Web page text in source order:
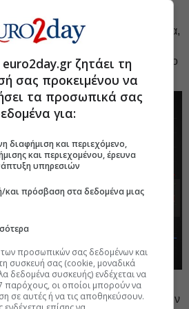
με τίτλο «Αριθμοί και
δημοσιοποίησε ένα γράφημα,
απαντά με απλό τρόπο στο
με την πίεση που δέχεται το
σοβαρά στη χώρα μας».
μετά το πρώτο lockdown, το
κύκλους-«πίτες» τα ποσοστά όσων
ζητάει τη
σας προκειμένου να
τα προσωπικά σας
για:
διαφήμιση και περιεχόμενο,
και περιεχομένου, έρευνα
υπηρεσιών
και πρόσβαση στα δεδομένα μιας
των προσωπικών σας δεδομένων και
συσκευή σας (cookie, μοναδικά
δεδομένα συσκευής) ενδέχεται να
παρόχους, οι οποίοι μπορούν να
σε αυτές ή να τις αποθηκεύσουν.